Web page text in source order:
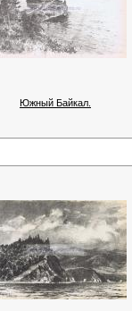
Южный Байкал.